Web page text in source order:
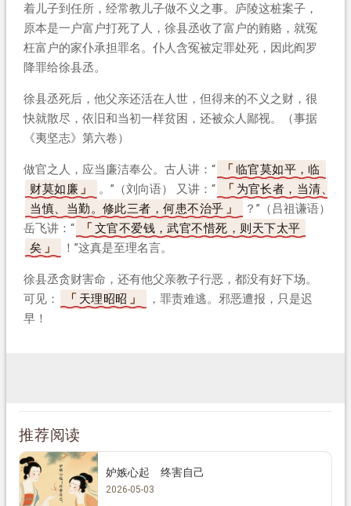
着儿子到任所，经常教儿子做不义之事。庐陵这桩案子，
原本是一户富户打死了人，徐县丞收了富户的贿赂，就冤
枉富户的家仆承担罪名。仆人含冤被定罪处死，因此阎罗
降罪给徐县丞。
徐县丞死后，他父亲还活在人世，但得来的不义之财，很
快就散尽，依旧和当初一样贫困，还被众人鄙视。（事据
《夷坚志》第六卷）
做官之人，应当廉洁奉公。古人讲：“
临官莫如平，临
财莫如廉
。”（刘向语） 又讲：“
为官长者，当清、
当慎、当勤。修此三者，何患不治乎
？”（吕祖谦语）
岳飞讲：“
文官不爱钱，武官不惜死，则天下太平
矣
！”这真是至理名言。
徐县丞贪财害命，还有他父亲教子行恶，都没有好下场。
可见：
天理昭昭
，罪责难逃。邪恶遭报，只是迟
早！
推荐阅读
妒嫉心起 终害自己
2026-05-03